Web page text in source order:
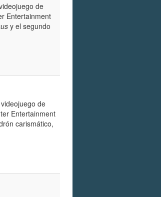
de
Entertainment
y el segundo
de
Entertainment
carismático,